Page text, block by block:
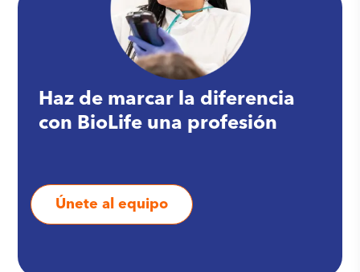
Haz de marcar la diferencia
con BioLife una profesión
Únete al equipo